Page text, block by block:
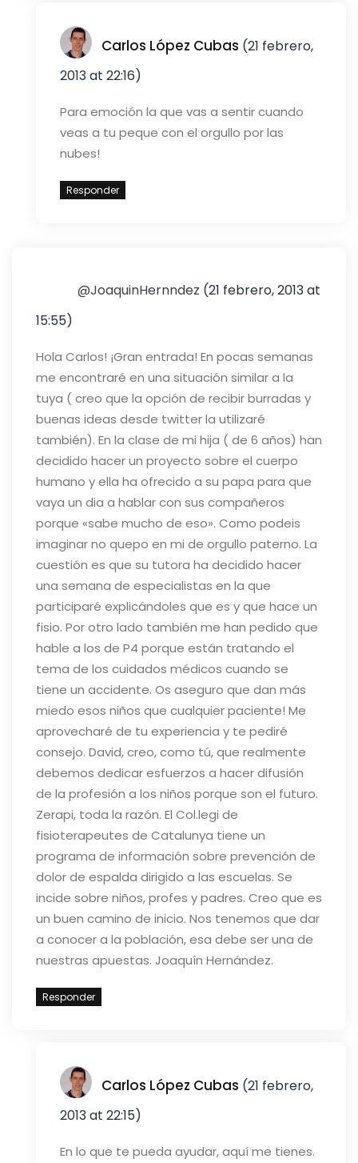
Carlos López Cubas (21 febrero,
2013 at 22:16)
Para emoción la que vas a sentir cuando
veas a tu peque con el orgullo por las
nubes!
Responder
@JoaquinHernndez (21 febrero, 2013 at
15:55)
Hola Carlos! ¡Gran entrada! En pocas semanas
me encontraré en una situación similar a la
tuya ( creo que la opción de recibir burradas y
buenas ideas desde twitter la utilizaré
también). En la clase de mi hija ( de 6 años) han
decidido hacer un proyecto sobre el cuerpo
humano y ella ha ofrecido a su papa para que
vaya un dia a hablar con sus compañeros
porque «sabe mucho de eso». Como podeis
imaginar no quepo en mi de orgullo paterno. La
cuestión es que su tutora ha decidido hacer
una semana de especialistas en la que
participaré explicándoles que es y que hace un
fisio. Por otro lado también me han pedido que
hable a los de P4 porque están tratando el
tema de los cuidados médicos cuando se
tiene un accidente. Os aseguro que dan más
miedo esos niños que cualquier paciente! Me
aprovecharé de tu experiencia y te pediré
consejo. David, creo, como tú, que realmente
debemos dedicar esfuerzos a hacer difusión
de la profesión a los niños porque son el futuro.
Zerapi, toda la razón. El Col.legi de
fisioterapeutes de Catalunya tiene un
programa de información sobre prevención de
dolor de espalda dirigido a las escuelas. Se
incide sobre niños, profes y padres. Creo que es
un buen camino de inicio. Nos tenemos que dar
a conocer a la población, esa debe ser una de
nuestras apuestas. Joaquín Hernández.
Responder
Carlos López Cubas (21 febrero,
2013 at 22:15)
En lo que te pueda ayudar, aquí me tienes.